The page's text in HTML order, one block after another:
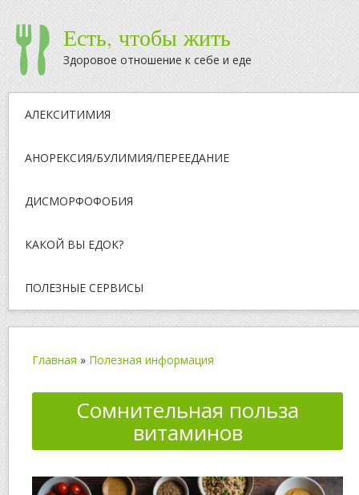
Есть, чтобы жить
Здоровое отношение к себе и еде
АЛЕКСИТИМИЯ
АНОРЕКСИЯ/БУЛИМИЯ/ПЕРЕЕДАНИЕ
ДИСМОРФОФОБИЯ
КАКОЙ ВЫ ЕДОК?
ПОЛЕЗНЫЕ СЕРВИСЫ
Главная » Полезная информация
Сомнительная польза
витаминов